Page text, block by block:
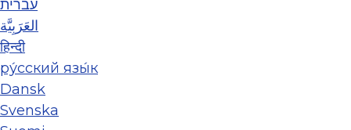
עברית
العَرَبِيَّة
हिन्दी
ру́сский язы́к
Dansk
Svenska